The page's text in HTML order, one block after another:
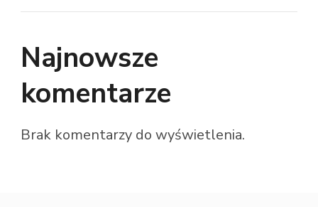
Najnowsze
komentarze
Brak komentarzy do wyświetlenia.